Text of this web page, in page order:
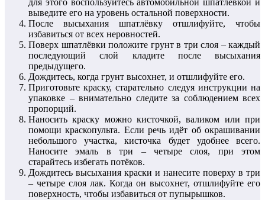
для этого воспользуйтесь автомобильной шпатлёвкой и
выведите его на уровень остальной поверхности.
После высыхания шпатлёвку отшлифуйте, чтобы
избавиться от всех неровностей.
Поверх шпатлёвки положите грунт в три слоя – каждый
последующий слой кладите после высыхания
предыдущего.
Дождитесь, когда грунт высохнет, и отшлифуйте его.
Приготовьте краску, старательно следуя инструкции на
упаковке – внимательно следите за соблюдением всех
пропорций.
Наносить краску можно кисточкой, валиком или при
помощи краскопульта. Если речь идёт об окрашивании
небольшого участка, кисточка будет удобнее всего.
Наносите эмаль в три – четыре слоя, при этом
старайтесь избегать потёков.
Дождитесь высыхания краски и нанесите поверху в три
– четыре слоя лак. Когда он высохнет, отшлифуйте его
поверхность, чтобы избавиться от пупырышков.